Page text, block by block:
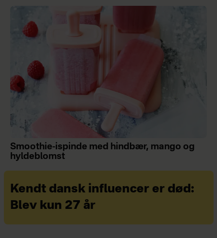
Smoothie-ispinde med hindbær, mango og
hyldeblomst
Kendt dansk influencer er død:
Blev kun 27 år